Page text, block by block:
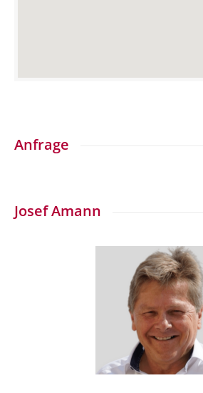
Anfrage
Josef Amann